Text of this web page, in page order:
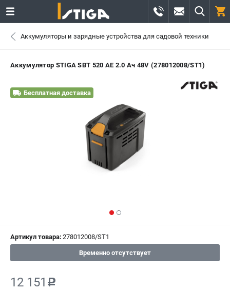
СРАВНЕНИЕ ( 0 )
ВХОД ИЛИ РЕГИСТРАЦИЯ
ЗАКАЗАТЬ ЗАПЧАСТЬ
- ЗАКАЗ ЗАПЧАСТЕЙ
+7 (812) 336-63-08 - ЗАКАЗ ИЗДЕЛИЙ
САНКТ-ПЕТЕРБУРГ
0 ₽
Аккумуляторы и зарядные устройства для садовой техники
Аккумулятор STIGA SBT 520 AE 2.0 Ач 48V (278012008/ST1)
Бесплатная доставка
Артикул товара: 278012008/ST1
Временно отсутствует
12 151 c